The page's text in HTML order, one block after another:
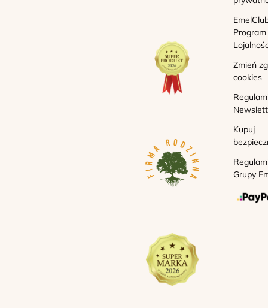
Program
Zmień
cookies
Kupuj
Grupy